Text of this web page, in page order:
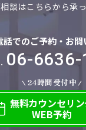
談はこちらから承っ
話でのご予約・お問
06-6636-
24時間受付中
無料カウンセリ
WEB予約